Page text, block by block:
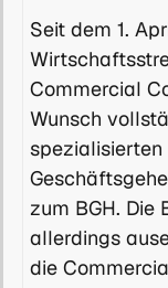
Seit dem 1.
Commercial
Wunsch
spezialisierten
zum BGH.
allerdings
die